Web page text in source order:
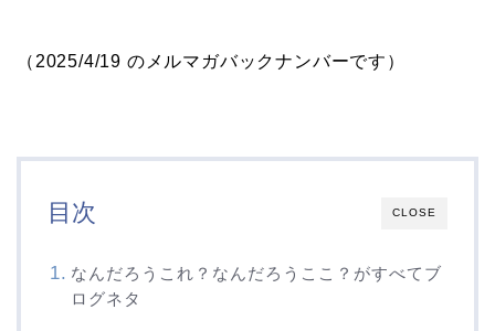
（2025/4/19 のメルマガバックナンバーです）
CLOSE
目次
なんだろうこれ？なんだろうここ？がすべてブ
ログネタ